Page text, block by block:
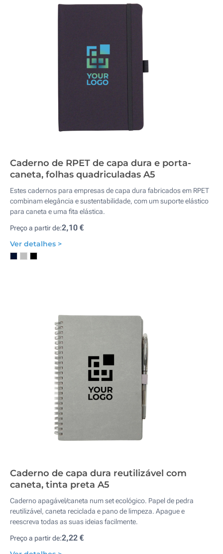
Caderno de RPET de capa dura e porta-
caneta, folhas quadriculadas A5
Estes cadernos para empresas de capa dura fabricados em RPET
combinam elegância e sustentabilidade, com um suporte elástico
para caneta e uma fita elástica.
Preço a partir de:2,10 €
Ver detalhes >
Caderno de capa dura reutilizável com
caneta, tinta preta A5
Caderno apagável/caneta num set ecológico. Papel de pedra
reutilizável, caneta reciclada e pano de limpeza. Apague e
reescreva todas as suas ideias facilmente.
Preço a partir de:2,22 €